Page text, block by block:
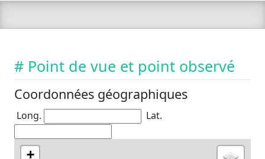
# Point de vue et point observé
Coordonnées géographiques
Long. Lat.
+